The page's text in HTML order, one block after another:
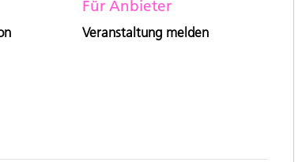
Für Anbieter
Veranstaltung melden